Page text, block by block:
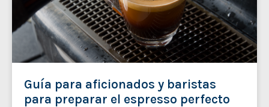
Guía para aficionados y baristas
para preparar el espresso perfecto